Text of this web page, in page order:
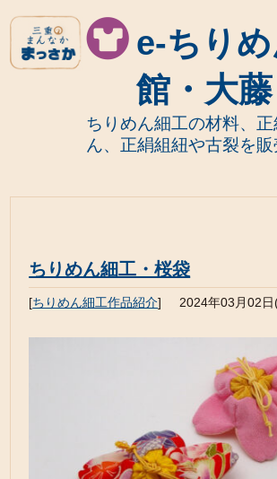
e-ちり
館・大藤
ちりめん細工の材料、
ん、正絹組紐や古裂を販
ちりめん細工・桜袋
[ちりめん細工作品紹介] 2024年03月02日